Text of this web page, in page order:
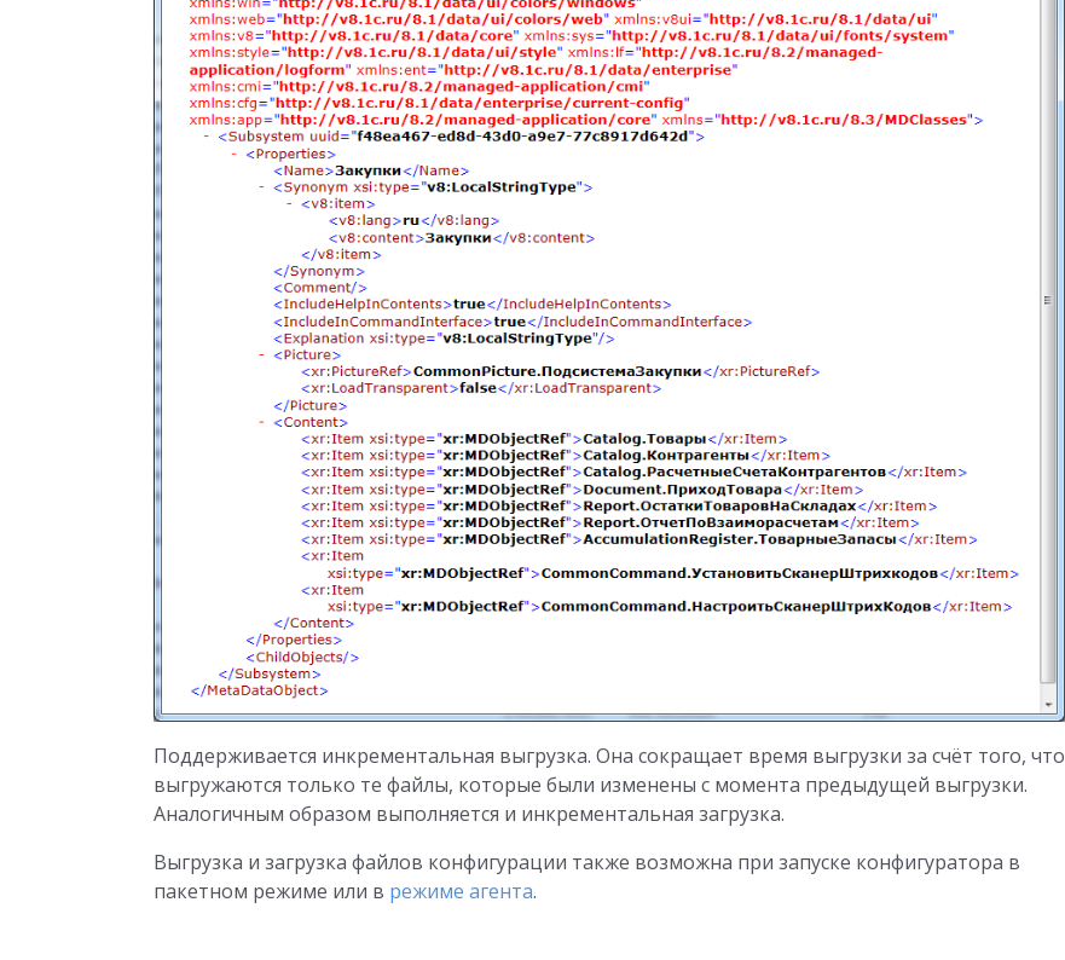
Поддерживается инкрементальная выгрузка. Она сокращает время выгрузки за счёт того, что
выгружаются только те файлы, которые были изменены с момента предыдущей выгрузки.
Аналогичным образом выполняется и инкрементальная загрузка.
Выгрузка и загрузка файлов конфигурации также возможна при запуске конфигуратора в
пакетном режиме или в режиме агента.